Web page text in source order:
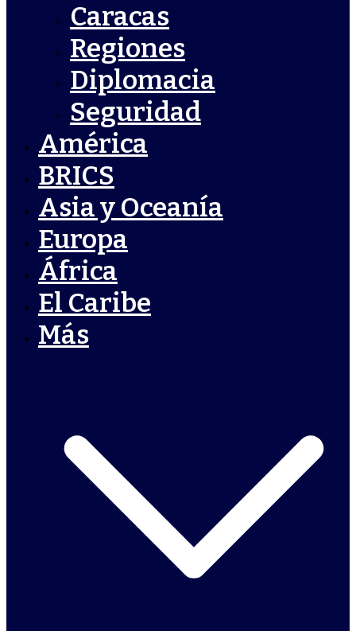
Caracas
Regiones
Diplomacia
Seguridad
América
BRICS
Asia y Oceanía
Europa
África
El Caribe
Más